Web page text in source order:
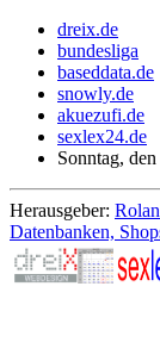
dreix.de
bundesliga
baseddata.de
snowly.de
akuezufi.de
sexlex24.de
Sonntag,
Herausgeber:
Datenbanken,